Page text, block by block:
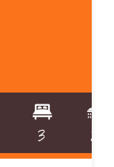
3 2